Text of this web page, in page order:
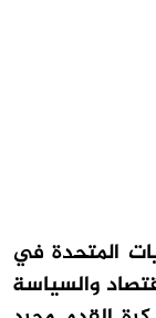
المتحدة في
والسياسة